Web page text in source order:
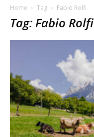
Home Tag Fabio Rolfi
Tag: Fabio Rolfi